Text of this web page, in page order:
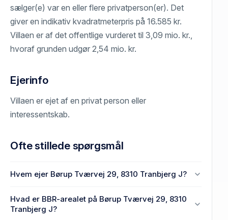
sælger(e) var en eller flere privatperson(er). Det
giver en indikativ kvadratmeterpris på 16.585 kr.
Villaen er af det offentlige vurderet til 3,09 mio. kr.,
hvoraf grunden udgør 2,54 mio. kr.
Ejerinfo
Villaen er ejet af en privat person eller
interessentskab.
Ofte stillede spørgsmål
Hvem ejer Børup Tværvej 29, 8310 Tranbjerg J?
En eller flere privat(e) ejer Børup Tværvej 29, 8310
Tranbjerg J.
Hvad er BBR-arealet på Børup Tværvej 29, 8310
Tranbjerg J?